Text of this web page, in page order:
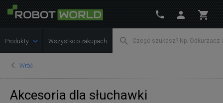
Produkty Wszystko o zakupach
Wróć
Akcesoria dla słuchawki